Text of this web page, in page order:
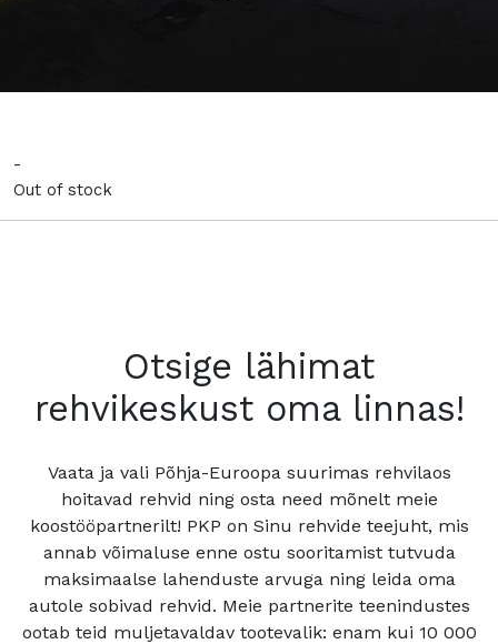
-
Out of stock
Otsige lähimat
rehvikeskust oma linnas!
Vaata ja vali Põhja-Euroopa suurimas rehvilaos
hoitavad rehvid ning osta need mõnelt meie
koostööpartnerilt! PKP on Sinu rehvide teejuht, mis
annab võimaluse enne ostu sooritamist tutvuda
maksimaalse lahenduste arvuga ning leida oma
autole sobivad rehvid. Meie partnerite teenindustes
ootab teid muljetavaldav tootevalik: enam kui 10 000